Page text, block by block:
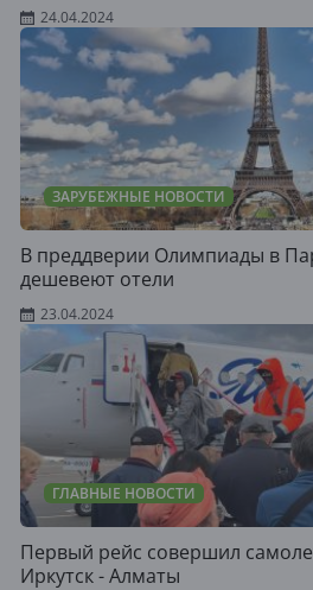
24.04.2024
ЗАРУБЕЖНЫЕ НОВОСТИ
В преддверии Олимпиады в
дешевеют отели
23.04.2024
ГЛАВНЫЕ НОВОСТИ
Первый рейс совершил
Иркутск - Алматы